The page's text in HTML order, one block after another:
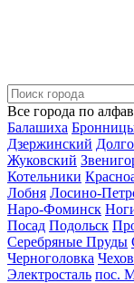
Все города по
Балашиха
Дзержинский
Жуковский
Котельники
Лобня Лосино-
Наро-Фоминск
Посад Подольск
Серебряные Пруды
Черноголовка Чехов
Электросталь пос.